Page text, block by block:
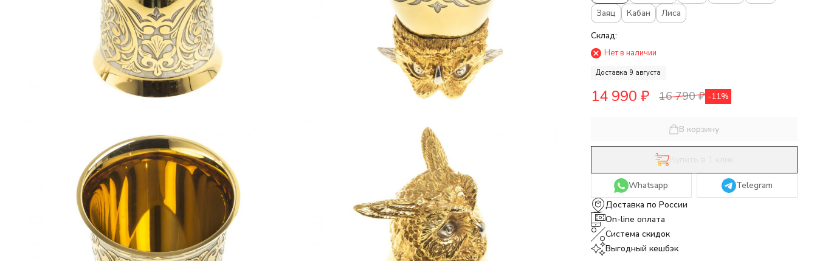
Заяц
Кабан
Лиса
Склад:
Нет в наличии
Доставка 9 августа
14 990 ₽ 16 790₽ -11%
В корзину
Whatsapp
Telegram
Доставка по России
On-line оплата
Система скидок
Выгодный кешбэк